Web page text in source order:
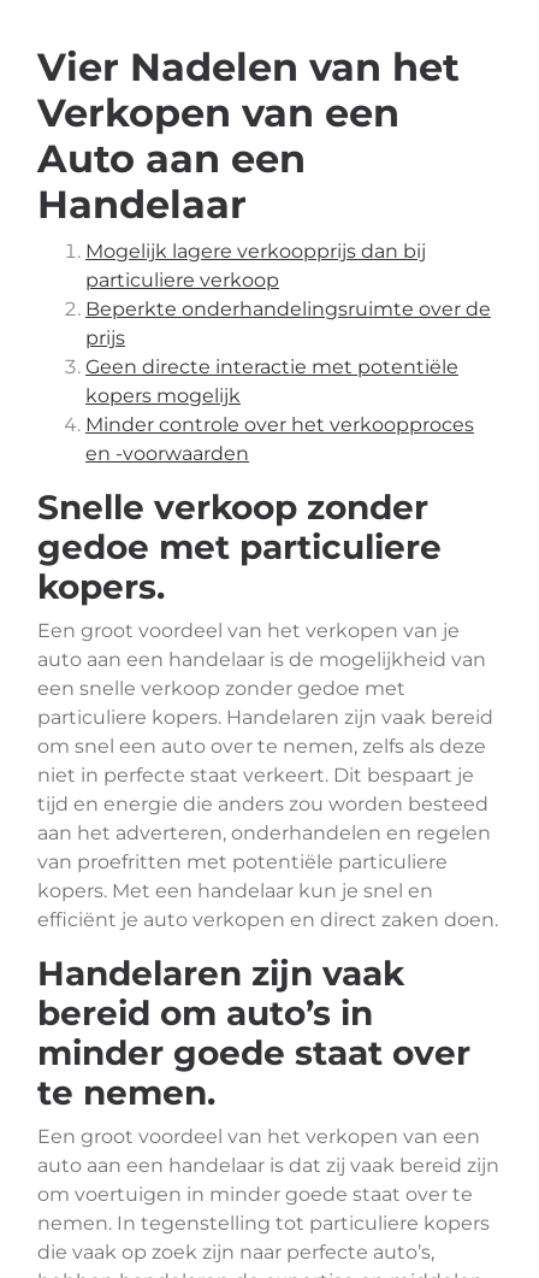
Vier Nadelen van het
Verkopen van een
Auto aan een
Handelaar
Mogelijk lagere verkoopprijs dan bij
particuliere verkoop
Beperkte onderhandelingsruimte over de
prijs
Geen directe interactie met potentiële
kopers mogelijk
Minder controle over het verkoopproces
en -voorwaarden
Snelle verkoop zonder
gedoe met particuliere
kopers.
Een groot voordeel van het verkopen van je
auto aan een handelaar is de mogelijkheid van
een snelle verkoop zonder gedoe met
particuliere kopers. Handelaren zijn vaak bereid
om snel een auto over te nemen, zelfs als deze
niet in perfecte staat verkeert. Dit bespaart je
tijd en energie die anders zou worden besteed
aan het adverteren, onderhandelen en regelen
van proefritten met potentiële particuliere
kopers. Met een handelaar kun je snel en
efficiënt je auto verkopen en direct zaken doen.
Handelaren zijn vaak
bereid om auto’s in
minder goede staat over
te nemen.
Een groot voordeel van het verkopen van een
auto aan een handelaar is dat zij vaak bereid zijn
om voertuigen in minder goede staat over te
nemen. In tegenstelling tot particuliere kopers
die vaak op zoek zijn naar perfecte auto’s,